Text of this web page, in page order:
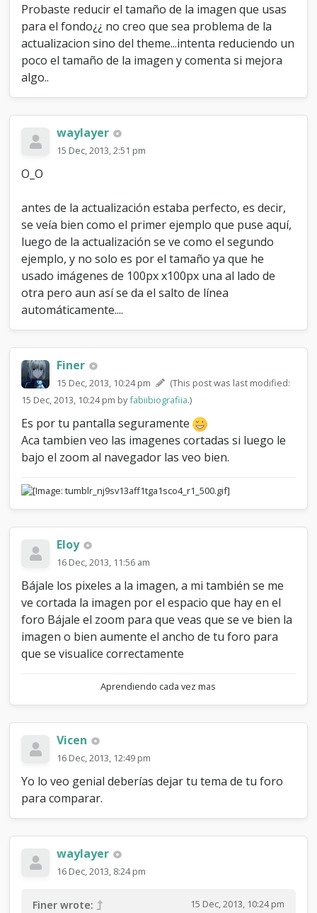
Probaste reducir el tamaño de la imagen que usas
para el fondo¿¿ no creo que sea problema de la
actualizacion sino del theme...intenta reduciendo un
poco el tamaño de la imagen y comenta si mejora
algo..
waylayer
15 Dec, 2013, 2:51 pm
O_O
antes de la actualización estaba perfecto, es decir,
se veía bien como el primer ejemplo que puse aquí,
luego de la actualización se ve como el segundo
ejemplo, y no solo es por el tamaño ya que he
usado imágenes de 100px x100px una al lado de
otra pero aun así se da el salto de línea
automáticamente....
Finer
15 Dec, 2013, 10:24 pm
(This post was last modified:
15 Dec, 2013, 10:24 pm byfabiibiografiia.)
Es por tu pantalla seguramente
Aca tambien veo las imagenes cortadas si luego le
bajo el zoom al navegador las veo bien.
Eloy
16 Dec, 2013, 11:56 am
Bájale los pixeles a la imagen, a mi también se me
ve cortada la imagen por el espacio que hay en el
foro Bájale el zoom para que veas que se ve bien la
imagen o bien aumente el ancho de tu foro para
que se visualice correctamente
Aprendiendo cada vez mas
Vicen
16 Dec, 2013, 12:49 pm
Yo lo veo genial deberías dejar tu tema de tu foro
para comparar.
waylayer
16 Dec, 2013, 8:24 pm
15 Dec, 2013, 10:24 pm
Finer wrote: